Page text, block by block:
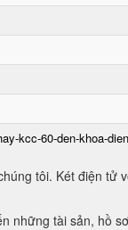
kcc-60-den-khoa-
tôi. Két điện tử
những tài sản, hồ